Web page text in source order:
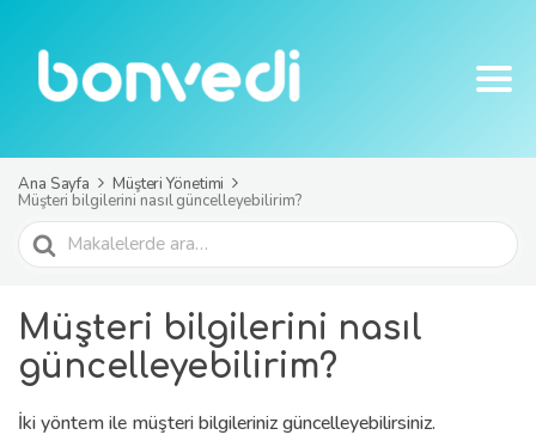
Ana Sayfa Müşteri Yönetimi
Müşteri bilgilerini nasıl güncelleyebilirim?
Ara
Müşteri bilgilerini nasıl
güncelleyebilirim?
İki yöntem ile müşteri bilgileriniz güncelleyebilirsiniz.